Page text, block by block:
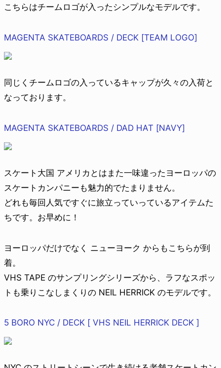
こちらはチームロゴが入ったシンプルなモデルです。
MAGENTA SKATEBOARDS / DECK [TEAM LOGO]
同じくチームロゴの入っているキャップが久々の入荷と
なっております。
MAGENTA SKATEBOARDS / DAD HAT [NAVY]
スケート大国 アメリカとはまた一味違ったヨーロッパの
スケートカンパニーも魅力的でたまりません。
どれも毎回人気ですぐに旅立っていっているアイテムた
ちです。お早めに！
ヨーロッパだけでなく ニューヨーク からもこちらが到
着。
VHS TAPE のサンプリングシリーズから、ラフなスポッ
トも乗りこなしまくりの NEIL HERRICK のモデルです。
5 BORO NYC / DECK [ VHS NEIL HERRICK DECK ]